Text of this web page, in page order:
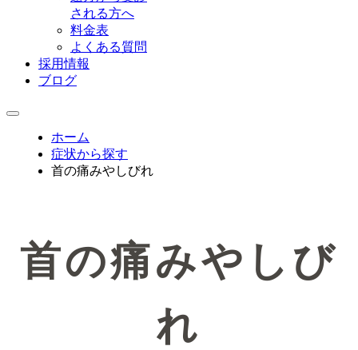
される方へ
料金表
よくある質問
採用情報
ブログ
ホーム
症状から探す
首の痛みやしびれ
首の痛みやしび
れ